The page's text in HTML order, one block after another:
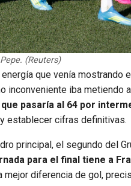
(Reuters)
que venía
inconveniente iba metiendo
pasaría al 64 por
y establecer cifras definitivas.
principal, el segundo del
para el final tiene a
mejor diferencia de gol,